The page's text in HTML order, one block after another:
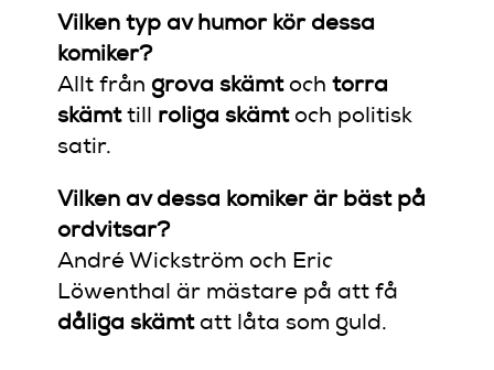
Vilken typ av humor kör dessa
komiker?
Allt från grova skämtochtorra
skämttill roliga skämtoch politisk
satir.
Vilken av dessa komiker är bäst på
ordvitsar?
André Wickström och Eric
Löwenthal är mästare på att få
dåliga skämtatt låta som guld.